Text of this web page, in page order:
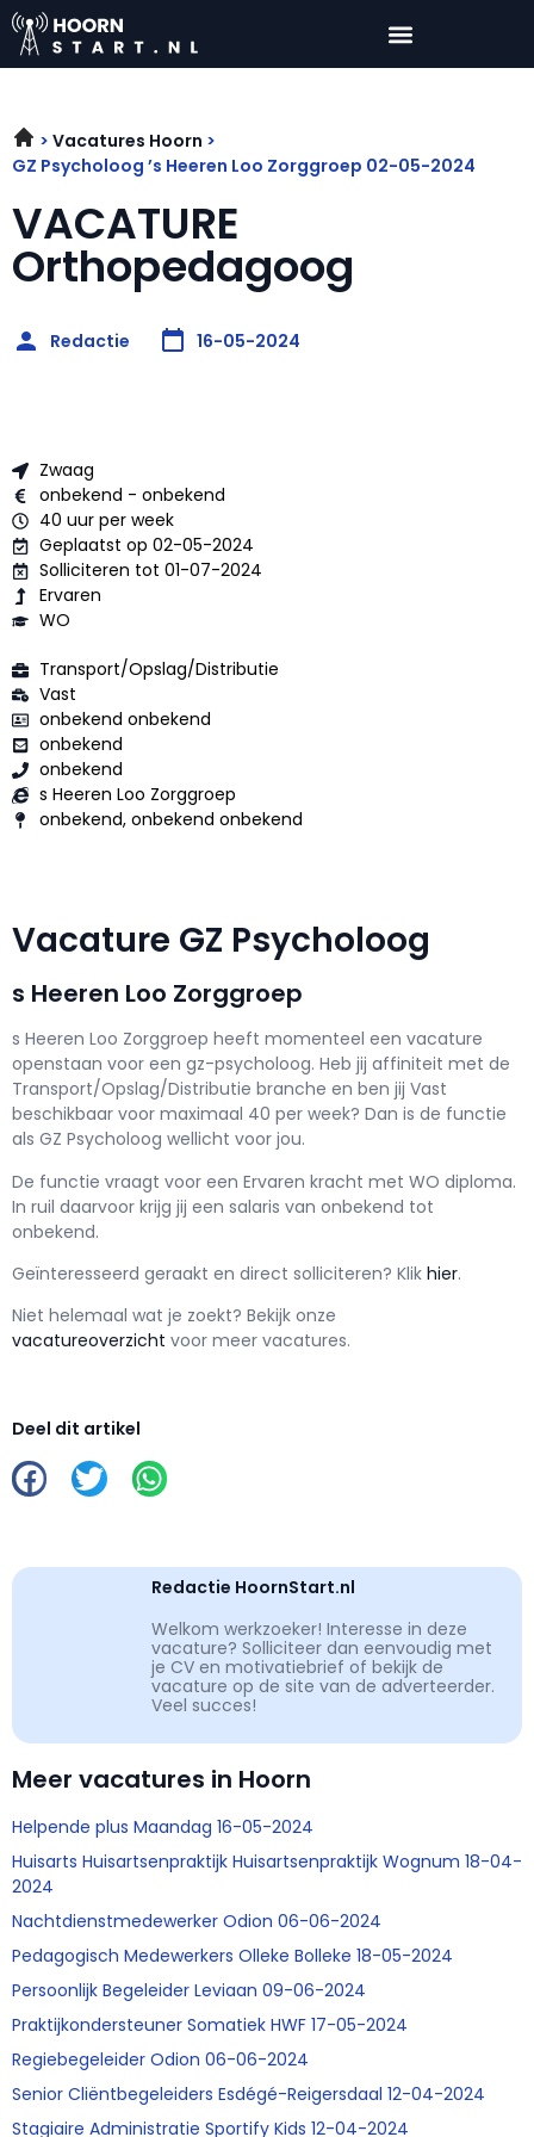
Vacatures Hoorn
GZ Psycholoog ’s Heeren Loo Zorggroep 02-05-2024
VACATURE
Orthopedagoog
Redactie 16-05-2024
Zwaag
onbekend - onbekend
40 uur per week
Geplaatst op 02-05-2024
Solliciteren tot 01-07-2024
Ervaren
WO
Transport/Opslag/Distributie
Vast
onbekend onbekend
onbekend
onbekend
s Heeren Loo Zorggroep
onbekend, onbekend onbekend
Vacature GZ Psycholoog
s Heeren Loo Zorggroep
s Heeren Loo Zorggroep heeft momenteel een vacature
openstaan voor een gz-psycholoog. Heb jij affiniteit met de
Transport/Opslag/Distributie branche en ben jij Vast
beschikbaar voor maximaal 40 per week? Dan is de functie
als GZ Psycholoog wellicht voor jou.
De functie vraagt voor een Ervaren kracht met WO diploma.
In ruil daarvoor krijg jij een salaris van onbekend tot
onbekend.
Geïnteresseerd geraakt en direct solliciteren? Klik hier.
Niet helemaal wat je zoekt? Bekijk onze
vacatureoverzicht voor meer vacatures.
Deel dit artikel
Redactie HoornStart.nl
Welkom werkzoeker! Interesse in deze
vacature? Solliciteer dan eenvoudig met
je CV en motivatiebrief of bekijk de
vacature op de site van de adverteerder.
Veel succes!
Meer vacatures in Hoorn
Helpende plus Maandag 16-05-2024
Huisarts Huisartsenpraktijk Huisartsenpraktijk Wognum 18-04-
2024
Nachtdienstmedewerker Odion 06-06-2024
Pedagogisch Medewerkers Olleke Bolleke 18-05-2024
Persoonlijk Begeleider Leviaan 09-06-2024
Praktijkondersteuner Somatiek HWF 17-05-2024
Regiebegeleider Odion 06-06-2024
Senior Cliëntbegeleiders Esdégé-Reigersdaal 12-04-2024
Stagiaire Administratie Sportify Kids 12-04-2024